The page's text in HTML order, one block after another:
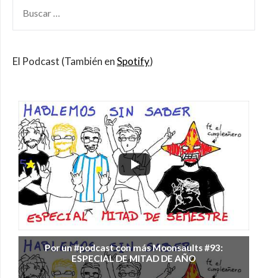
POR:
El Podcast (También enSpotify)
Por un #podcast con más Moonsaults #93:
ESPECIAL DE MITAD DE AÑO